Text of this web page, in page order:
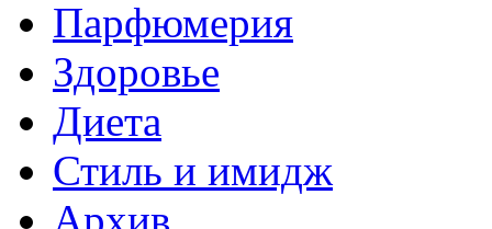
Парфюмерия
Здоровье
Диета
Стиль и имидж
Архив